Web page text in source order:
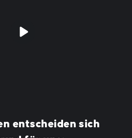
entscheiden sich